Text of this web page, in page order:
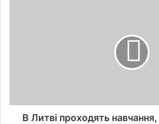
В Литві проходять навчання,